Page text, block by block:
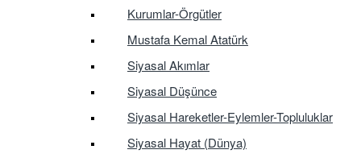
Kurumlar-Örgütler
Mustafa Kemal Atatürk
Siyasal Akımlar
Siyasal Düşünce
Siyasal Hareketler-Eylemler-Topluluklar
Siyasal Hayat (Dünya)